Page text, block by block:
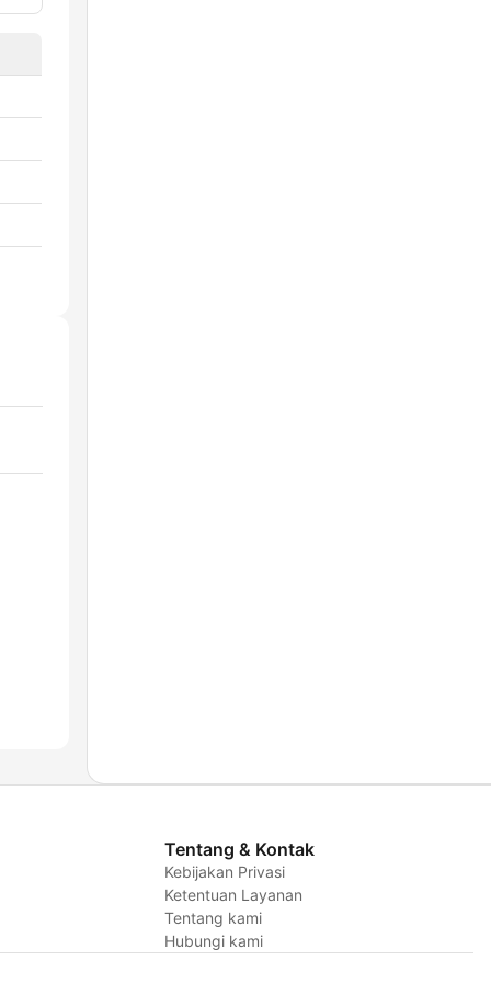
Tentang & Kontak
Kebijakan Privasi
Ketentuan Layanan
Tentang kami
Hubungi kami